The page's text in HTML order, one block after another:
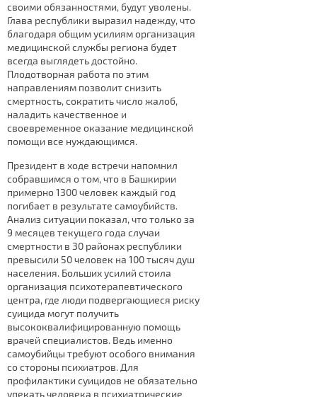
своими обязанностями, будут уволены.
Глава республики выразил надежду, что
благодаря общим усилиям организация
медицинской службы региона будет
всегда выглядеть достойно.
Плодотворная работа по этим
направлениям позволит снизить
смертность, сократить число жалоб,
наладить качественное и
своевременное оказание медицинской
помощи все нуждающимся.
Президент в ходе встречи напомнил
собравшимся о том, что в Башкирии
примерно 1300 человек каждый год
погибает в результате самоубийств.
Анализ ситуации показал, что только за
9 месяцев текущего года случаи
смертности в 30 районах республики
превысили 50 человек на 100 тысяч душ
населения. Больших усилий стоила
организация психотерапевтического
центра, где люди подвергающиеся риску
суицида могут получить
высококвалифицированную помощь
врачей специалистов. Ведь именно
самоубийцы требуют особого внимания
со стороны психиатров. Для
профилактики суицидов не обязательно
упекать человека в психиатрические